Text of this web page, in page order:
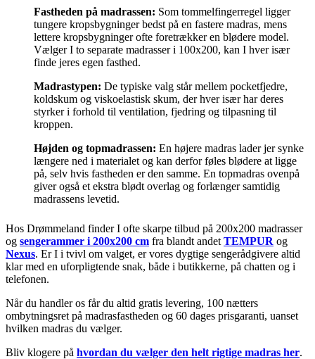
Fastheden på madrassen: Som tommelfingerregel ligger
tungere kropsbygninger bedst på en fastere madras, mens
lettere kropsbygninger ofte foretrækker en blødere model.
Vælger I to separate madrasser i 100x200, kan I hver især
finde jeres egen fasthed.
Madrastypen: De typiske valg står mellem pocketfjedre,
koldskum og viskoelastisk skum, der hver især har deres
styrker i forhold til ventilation, fjedring og tilpasning til
kroppen.
Højden og topmadrassen: En højere madras lader jer synke
længere ned i materialet og kan derfor føles blødere at ligge
på, selv hvis fastheden er den samme. En topmadras ovenpå
giver også et ekstra blødt overlag og forlænger samtidig
madrassens levetid.
Hos Drømmeland finder I ofte skarpe tilbud på 200x200 madrasser
og sengerammer i 200x200 cm fra blandt andet TEMPUR og
Nexus. Er I i tvivl om valget, er vores dygtige sengerådgivere altid
klar med en uforpligtende snak, både i butikkerne, på chatten og i
telefonen.
Når du handler os får du altid gratis levering, 100 nætters
ombytningsret på madrasfastheden og 60 dages prisgaranti, uanset
hvilken madras du vælger.
Bliv klogere på hvordan du vælger den helt rigtige madras her.